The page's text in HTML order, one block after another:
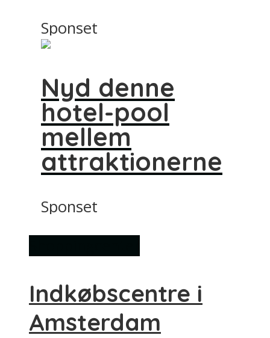
Sponset
Nyd denne
hotel-pool
mellem
attraktionerne
Sponset
Indkøbscentre i
Amsterdam